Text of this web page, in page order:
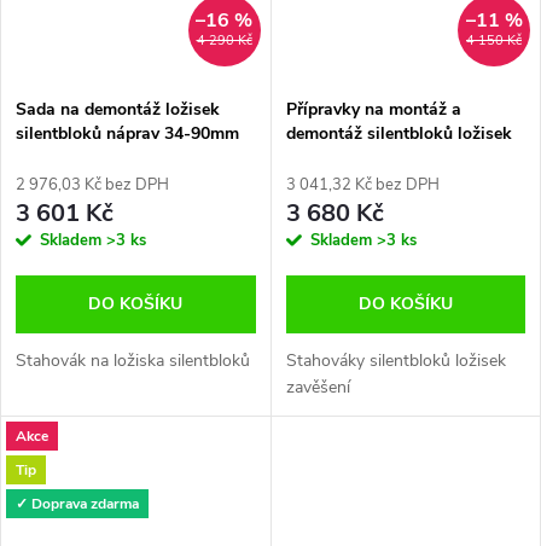
4 290 Kč
–16 %
Sada na demontáž ložisek
silentbloků náprav 34-90mm
automobilů
2 976,03 Kč bez DPH
3 601 Kč
Skladem >3 ks
DO KOŠÍKU
Stahovák na ložiska silentbloků
4 150 Kč
–11 %
Přípravky na montáž a
demontáž silentbloků ložisek
M80445
3 041,32 Kč bez DPH
3 680 Kč
Skladem >3 ks
DO KOŠÍKU
Stahováky silentbloků ložisek
zavěšení
Akce
Tip
✓ Doprava zdarma